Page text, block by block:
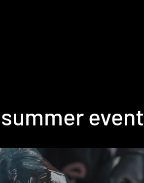
event